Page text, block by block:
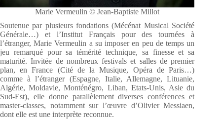
Marie Vermeulin © Jean-Baptiste Millot
Soutenue par plusieurs fondations (Mécénat Musical Société
Générale…) et l’Institut Français pour des tournées à
l’étranger, Marie Vermeulin a su imposer en peu de temps un
jeu remarqué pour sa témérité technique, sa finesse et sa
maturité. Invitée de nombreux festivals et salles de premier
plan, en France (Cité de la Musique, Opéra de Paris…)
comme à l’étranger (Espagne, Italie, Allemagne, Lituanie,
Algérie, Moldavie, Monténégro, Liban, Etats-Unis, Asie du
Sud-Est), elle donne parallèlement diverses conférences et
master-classes, notamment sur l’œuvre d’Olivier Messiaen,
dont elle est une interprète reconnue.